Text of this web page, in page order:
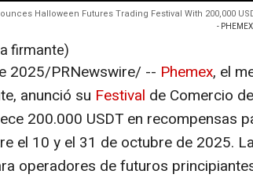
Halloween Futures Trading Festival With 200,000
-
firmante)
2025/PRNewswire/ -- Phemex, el
anunció su Festival de Comercio de
200.000 USDT en recompensas
el 10 y el 31 de octubre de 2025. La
operadores de futuros